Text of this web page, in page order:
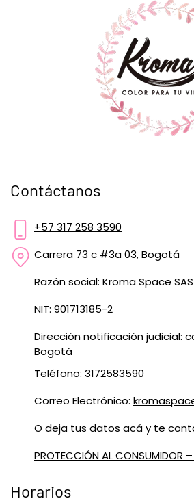
Contáctanos
+57 317 258 3590
Carrera 73 c #3a 03, Bogotá
Razón social: Kroma Space SAS
NIT: 901713185-2
Dirección notificación judicial:
Bogotá
Teléfono: 3172583590
Correo Electrónico:
O deja tus datos acáy te
PROTECCIÓN AL CONSUMIDOR
Horarios